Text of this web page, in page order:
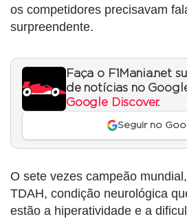
os competidores precisavam
surpreendente.
Faça o F1Mania.net
de notícias no
Google Discover.
Seguir no
O sete vezes campeão
TDAH, condição neurológica
estão a hiperatividade e a